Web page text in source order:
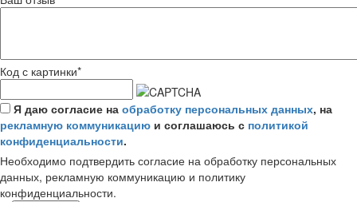
Код с картинки*
Я даю согласие на обработку персональных данных, на
рекламную коммуникацию и соглашаюсь с политикой
конфиденциальности.
Необходимо подтвердить согласие на обработку персональных
данных, рекламную коммуникацию и политику
конфиденциальности.